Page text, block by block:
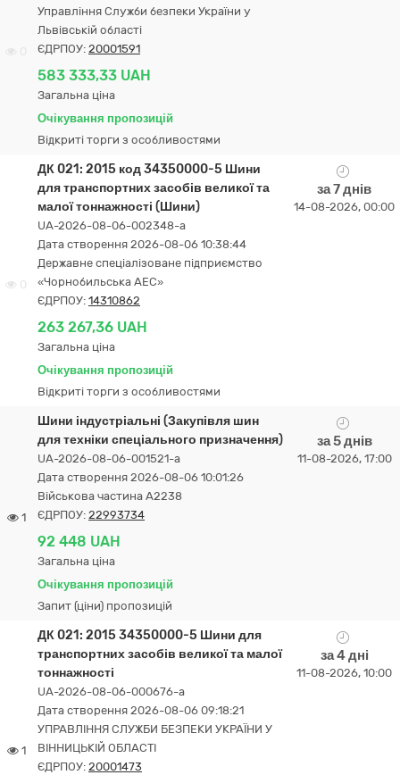
Управління Служби безпеки України у
Львівській області
ЄДРПОУ: 20001591
583 333,33 UAH
Загальна ціна
Очікування пропозицій
Відкриті торги з особливостями
0
ДК 021: 2015 код 34350000-5 Шини
для транспортних засобів великої та
малої тоннажності (Шини)
UA-2026-08-06-002348-a
Дата створення 2026-08-06 10:38:44
Державне спеціалізоване підприємство
«Чорнобильська АЕС»
ЄДРПОУ: 14310862
263 267,36 UAH
Загальна ціна
Очікування пропозицій
Відкриті торги з особливостями
за 7 днів
14-08-2026, 00:00
1
Шини індустріальні (Закупівля шин
для техніки спеціального призначення)
UA-2026-08-06-001521-a
Дата створення 2026-08-06 10:01:26
Військова частина А2238
ЄДРПОУ: 22993734
92 448 UAH
Загальна ціна
Очікування пропозицій
Запит (ціни) пропозицій
за 5 днів
11-08-2026, 17:00
1
ДК 021: 2015 34350000-5 Шини для
транспортних засобів великої та малої
тоннажності
UA-2026-08-06-000676-a
Дата створення 2026-08-06 09:18:21
УПРАВЛІННЯ СЛУЖБИ БЕЗПЕКИ УКРАЇНИ У
ВІННИЦЬКІЙ ОБЛАСТІ
ЄДРПОУ: 20001473
за 4 дні
11-08-2026, 10:00